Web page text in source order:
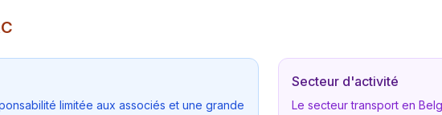
limitée aux associés et une grande
Secteur d'activité
Le secteur transport en